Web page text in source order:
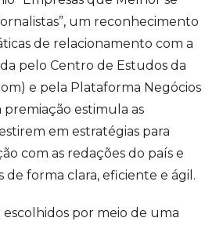
um reconhecimento
de relacionamento com a
pelo Centro de Estudos da
e pela Plataforma Negócios
premiação estimula as
em estratégias para
com as redações do país e
de forma clara, eficiente e ágil.
escolhidos por meio de uma